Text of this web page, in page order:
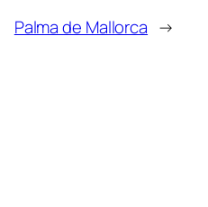
Palma de Mallorca →